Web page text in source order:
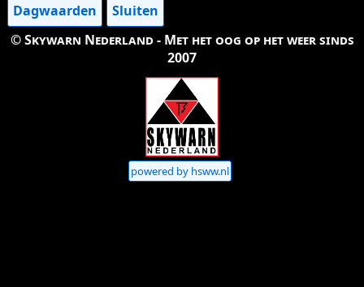
Dagwaarden
Sluiten
© Skywarn Nederland - Met het oog op het weer sinds
2007
powered by hsww.nl